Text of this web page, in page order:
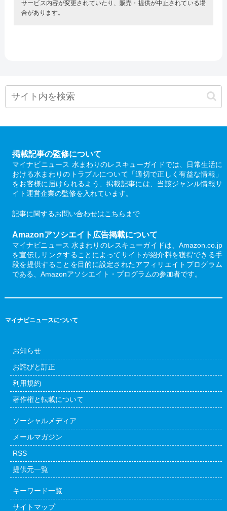
サービス内容が変更されていたり、販売・提供が中止されている場
合があります。
掲載記事の監修について
マイナビニュース 水まわりのレスキューガイドでは、日常生活に
おける水まわりのトラブルについて「適切で正しく有益な情報」
をお客様に届けられるよう、掲載記事には、当該ジャンル情報サ
イト運営企業の監修を入れています。
記事に関するお問い合わせはこちら まで
Amazonアソシエイト広告掲載について
マイナビニュース 水まわりのレスキューガイドは、Amazon.co.jp
を宣伝しリンクすることによってサイトが紹介料を獲得できる手
段を提供することを目的に設定されたアフィリエイトプログラム
である、Amazonアソシエイト・プログラムの参加者です。
マイナビニュースについて
お知らせ
お詫びと訂正
利用規約
著作権と転載について
ソーシャルメディア
メールマガジン
RSS
提供元一覧
キーワード一覧
サイトマップ